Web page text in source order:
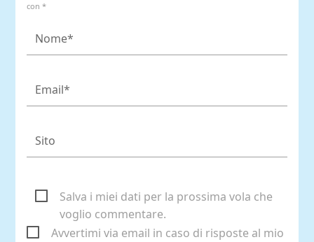
con *
Salva i miei dati per la prossima vola che
voglio commentare.
Avvertimi via email in caso di risposte al mio